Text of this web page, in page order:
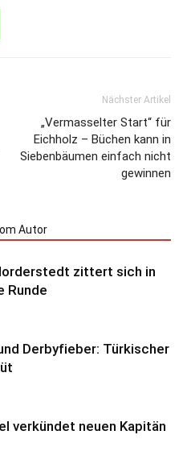
Nächster Artikel
„Vermasselter Start“ für
Eichholz – Büchen kann in
Siebenbäumen einfach nicht
gewinnen
Autor
zittert sich in
Runde
Derbyfieber: Türkischer
verkündet neuen Kapitän